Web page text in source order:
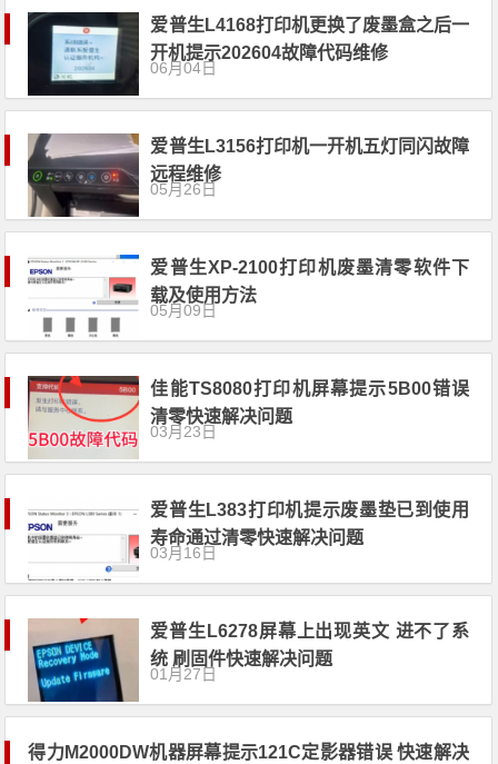
爱普生L4168打印机更换了废墨盒之后一
开机提示202604故障代码维修
06月04日
爱普生L3156打印机一开机五灯同闪故障
远程维修
05月26日
爱普生XP-2100打印机废墨清零软件下
载及使用方法
05月09日
佳能TS8080打印机屏幕提示5B00错误
清零快速解决问题
03月23日
爱普生L383打印机提示废墨垫已到使用
寿命通过清零快速解决问题
03月16日
爱普生L6278屏幕上出现英文 进不了系
统 刷固件快速解决问题
01月27日
得力M2000DW机器屏幕提示121C定影器错误 快速解决